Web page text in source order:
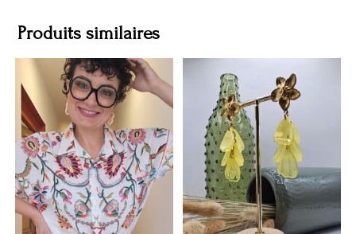
Produits similaires